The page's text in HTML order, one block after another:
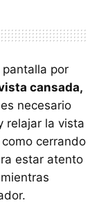
por
cansada,
necesario
relajar la vista
cerrando
estar atento